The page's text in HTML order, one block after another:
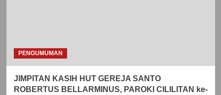
PENGUMUMAN
JIMPITAN KASIH HUT GEREJA SANTO
ROBERTUS BELLARMINUS, PAROKI CILILITAN ke-